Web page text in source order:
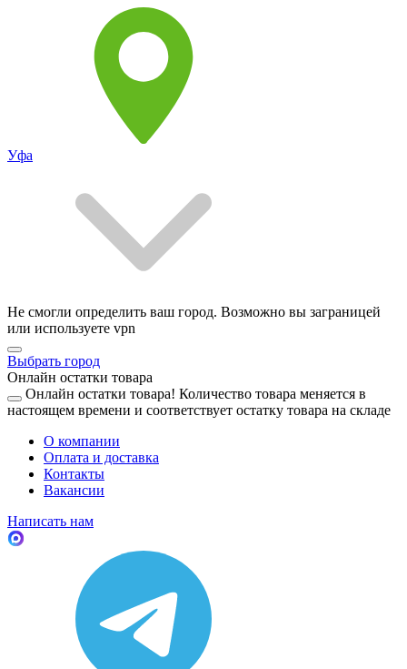
Уфа
Не смогли определить ваш город. Возможно вы заграницей
или используете vpn
Выбрать город
Онлайн остатки товара
Онлайн остатки товара! Количество товара меняется в
настоящем времени и соответствует остатку товара на складе
О компании
Оплата и доставка
Контакты
Вакансии
Написать нам